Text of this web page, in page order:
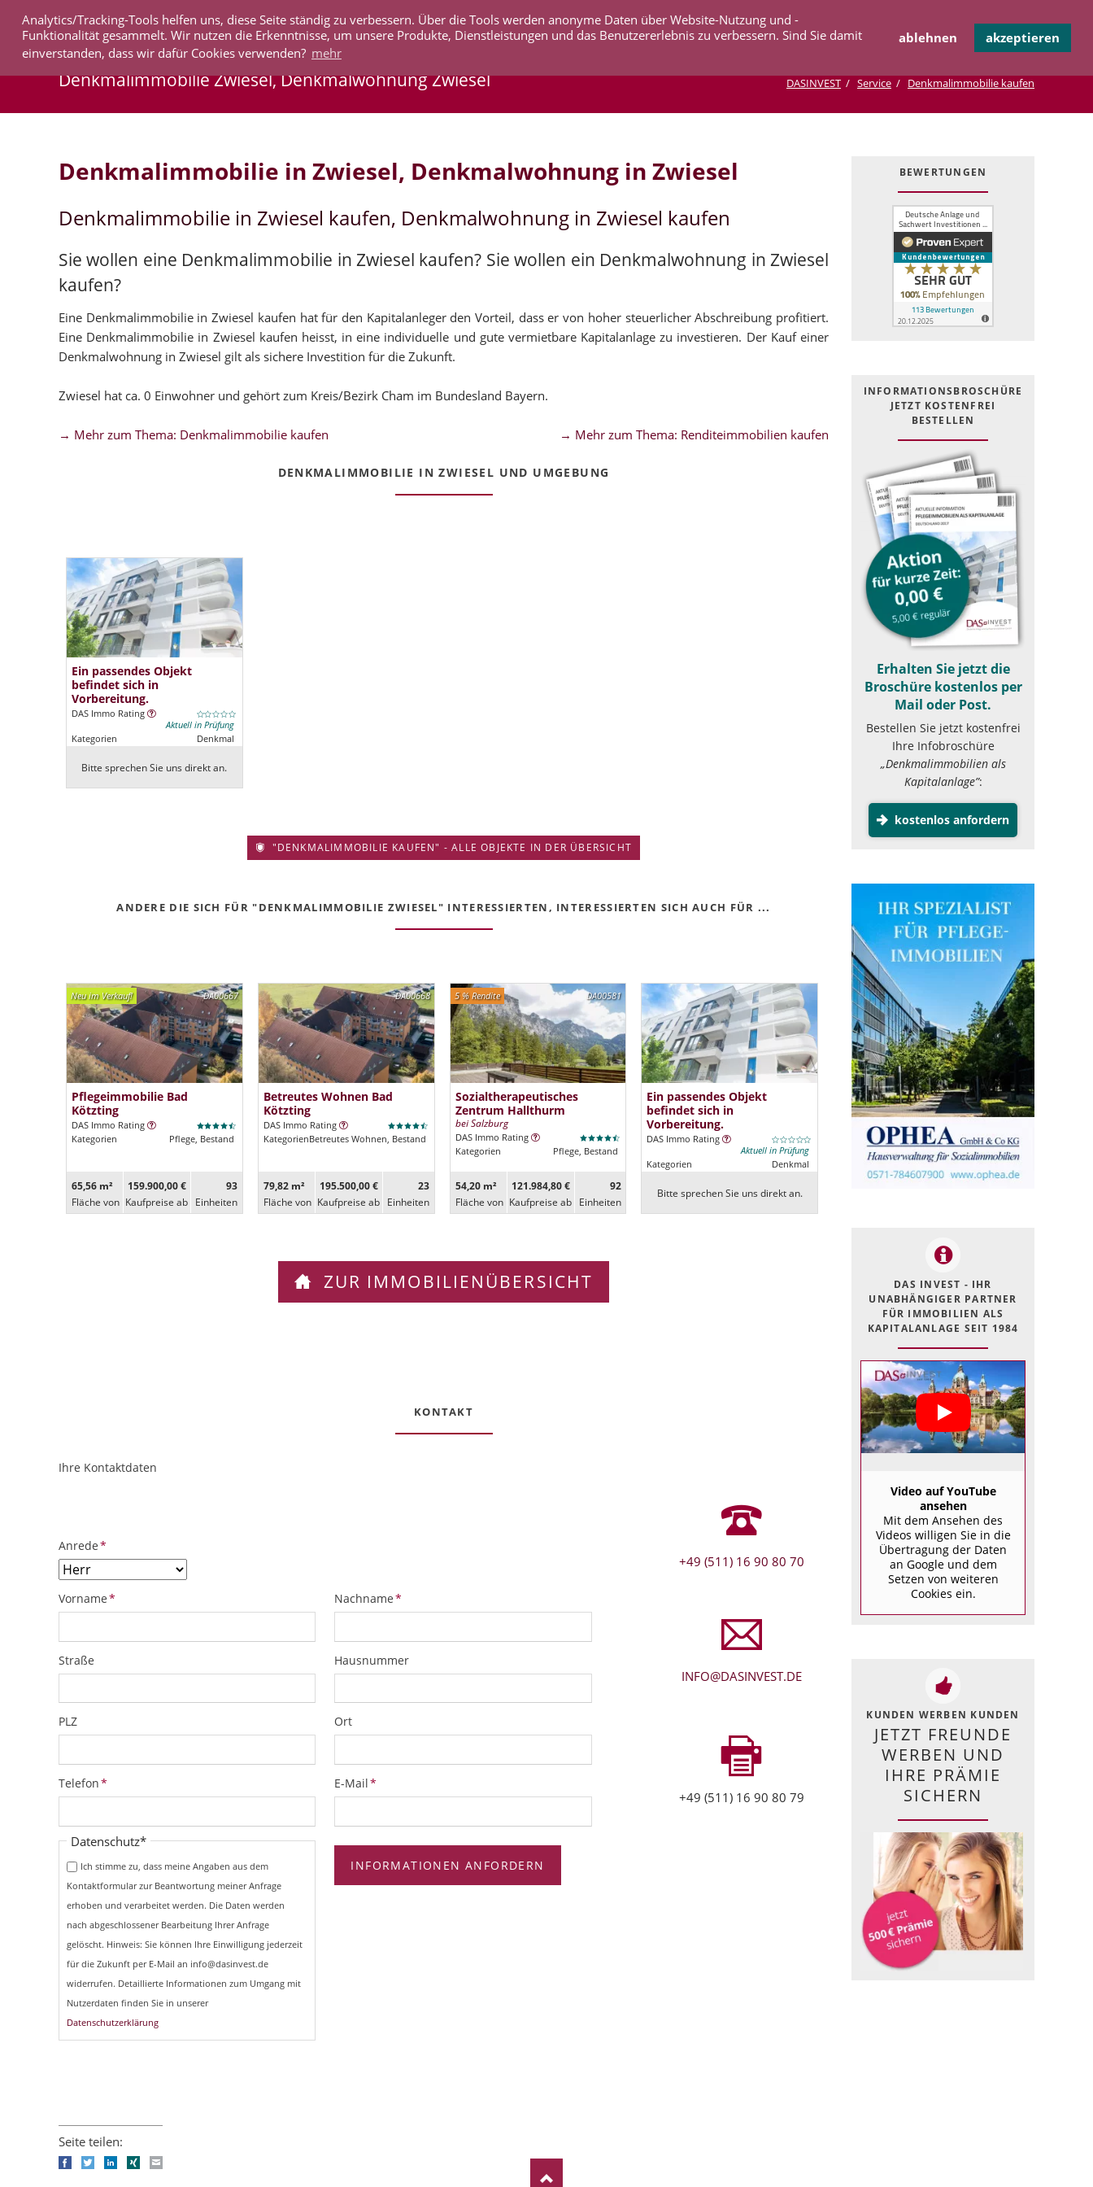
Analytics/Tracking-Tools helfen uns, diese Seite ständig zu verbessern. Über die Tools werden anonyme Daten über Website-Nutzung und -
Funktionalität gesammelt. Wir nutzen die Erkenntnisse, um unsere Produkte, Dienstleistungen und das Benutzererlebnis zu verbessern. Sind Sie damit
einverstanden, dass wir dafür Cookies verwenden? mehr
ablehnen akzeptieren
überspringen
IMMOBILIEN AKTUELLES UNTERNEHMEN SERVICE KOOPERATION KONTAKT
Denkmalimmobilie Zwiesel, Denkmalwohnung Zwiesel DASINVEST Service Denkmalimmobilie kaufen
Denkmalimmobilie in Zwiesel, Denkmalwohnung in Zwiesel
Denkmalimmobilie in Zwiesel kaufen, Denkmalwohnung in Zwiesel kaufen
Sie wollen eine Denkmalimmobilie in Zwiesel kaufen? Sie wollen ein Denkmalwohnung in Zwiesel
kaufen?
Eine Denkmalimmobilie in Zwiesel kaufen hat für den Kapitalanleger den Vorteil, dass er von hoher steuerlicher Abschreibung profitiert.
Eine Denkmalimmobilie in Zwiesel kaufen heisst, in eine individuelle und gute vermietbare Kapitalanlage zu investieren. Der Kauf einer
Denkmalwohnung in Zwiesel gilt als sichere Investition für die Zukunft.
Zwiesel hat ca. 0 Einwohner und gehört zum Kreis/Bezirk Cham im Bundesland Bayern.
→ Mehr zum Thema: Denkmalimmobilie kaufen → Mehr zum Thema: Renditeimmobilien kaufen
DENKMALIMMOBILIE IN ZWIESEL UND UMGEBUNG
Ein passendes Objekt
befindet sich in
Vorbereitung.
DAS Immo Rating
Aktuell in Prüfung
Kategorien
Denkmal
Bitte sprechen Sie uns direkt an.
"DENKMALIMMOBILIE KAUFEN" - ALLE OBJEKTE IN DER ÜBERSICHT
ANDERE DIE SICH FÜR "DENKMALIMMOBILIE ZWIESEL" INTERESSIERTEN, INTERESSIERTEN SICH AUCH FÜR ...
DA00667
Neu im Verkauf!
Pflegeimmobilie Bad
Kötzting
DAS Immo Rating
Kategorien
Pflege, Bestand
65,56 m²
Fläche von
159.900,00 €
Kaufpreise ab
93
Ein­heiten
DA00668
Betreutes Wohnen Bad
Kötzting
DAS Immo Rating
KategorienBetreutes Wohnen, Bestand
79,82 m²
Fläche von
195.500,00 €
Kaufpreise ab
23
Ein­heiten
DA00581
5 % Rendite
Sozialtherapeutisches
Zentrum Hallthurm
bei Salzburg
DAS Immo Rating
Kategorien
Pflege, Bestand
54,20 m²
Fläche von
121.984,80 €
Kaufpreise ab
92
Ein­heiten
Ein passendes Objekt
befindet sich in
Vorbereitung.
DAS Immo Rating
Aktuell in Prüfung
Kategorien
Denkmal
Bitte sprechen Sie uns direkt an.
ZUR IMMOBILIENÜBERSICHT
KONTAKT
ObjektPlatzhalter
URL
Ihre Kontaktdaten
Pflichtfeld
Anrede*
Pflichtfeld
Vorname* Pflichtfeld
Nachname*
Straße Hausnummer
PLZ Ort
Pflichtfeld
Telefon* Pflichtfeld
E-Mail*
Pflichtfeld
Datenschutz*
Ich stimme zu, dass meine Angaben aus dem
Kontaktformular zur Beantwortung meiner Anfrage
erhoben und verarbeitet werden. Die Daten werden
nach abgeschlossener Bearbeitung Ihrer Anfrage
gelöscht. Hinweis: Sie können Ihre Einwilligung jederzeit
für die Zukunft per E-Mail an info@dasinvest.de
widerrufen. Detaillierte Informationen zum Umgang mit
Nutzerdaten finden Sie in unserer
Datenschutzerklärung
INFORMATIONEN ANFORDERN
+49 (511) 16 90 80 70
INFO@DASINVEST.DE
+49 (511) 16 90 80 79
BEWERTUNGEN
INFOR­MATIONS­BROSCHÜRE
JETZT KOSTEN­FREI
BESTELLEN
Erhalten Sie jetzt die
Broschüre kostenlos per
Mail oder Post.
Bestellen Sie jetzt kostenfrei
Ihre Infobroschüre
„Denkmalimmobilien als
Kapitalanlage”:
kostenlos anfordern
DAS INVEST - IHR
UNABHÄNGIGER PARTNER
FÜR IMMOBILIEN ALS
KAPITALANLAGE SEIT 1984
Video auf YouTube
ansehen
Mit dem Ansehen des
Videos willigen Sie in die
Übertragung der Daten
an Google und dem
Setzen von weiteren
Cookies ein.
KUNDEN WERBEN KUNDEN
JETZT FREUNDE
WERBEN UND
IHRE PRÄMIE
SICHERN
Seite teilen:
FacebookTwitterLinkedIn
Xing